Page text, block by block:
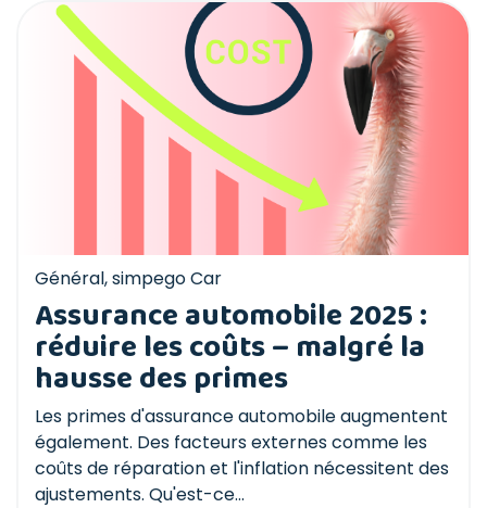
Général,simpego Car
Assurance automobile 2025 :
réduire les coûts – malgré la
hausse des primes
Les primes d'assurance automobile augmentent
également. Des facteurs externes comme les
coûts de réparation et l'inflation nécessitent des
ajustements. Qu'est-ce...